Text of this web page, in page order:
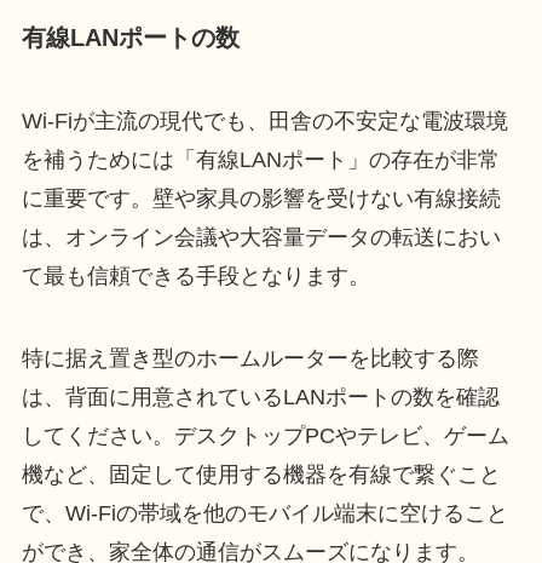
有線LANポートの数
Wi-Fiが主流の現代でも、田舎の不安定な電波環境
を補うためには「有線LANポート」の存在が非常
に重要です。壁や家具の影響を受けない有線接続
は、オンライン会議や大容量データの転送におい
て最も信頼できる手段となります。
特に据え置き型のホームルーターを比較する際
は、背面に用意されているLANポートの数を確認
してください。デスクトップPCやテレビ、ゲーム
機など、固定して使用する機器を有線で繋ぐこと
で、Wi-Fiの帯域を他のモバイル端末に空けること
ができ、家全体の通信がスムーズになります。